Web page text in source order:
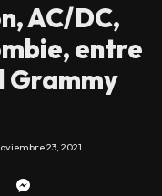
AC/DC,
entre
Grammy
23, 2021